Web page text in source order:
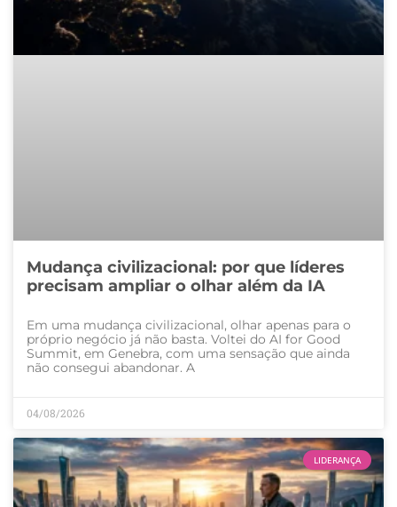
Mudança civilizacional: por que líderes
precisam ampliar o olhar além da IA
Em uma mudança civilizacional, olhar apenas para o
próprio negócio já não basta. Voltei do AI for Good
Summit, em Genebra, com uma sensação que ainda
não consegui abandonar. A
04/08/2026
LIDERANÇA